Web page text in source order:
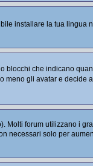
installare la tua lingua
che indicano
gli avatar e decide
Molti forum utilizzano i
necessari solo per